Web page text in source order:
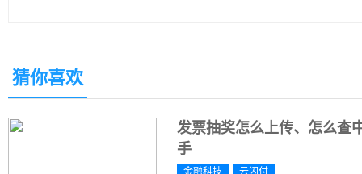
猜你喜欢
发票抽奖怎么上传、怎么查
手
金融科技 云闪付